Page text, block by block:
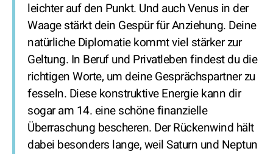
leichter auf den Punkt. Und auch Venus in der
Waage stärkt dein Gespür für Anziehung. Deine
natürliche Diplomatie kommt viel stärker zur
Geltung. In Beruf und Privatleben findest du die
richtigen Worte, um deine Gesprächspartner zu
fesseln. Diese konstruktive Energie kann dir
sogar am 14. eine schöne finanzielle
Überraschung bescheren. Der Rückenwind hält
dabei besonders lange, weil Saturn und Neptun